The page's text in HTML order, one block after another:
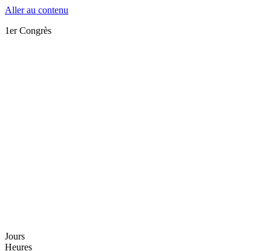
Aller au contenu
1er Congrès
Jours
Heures